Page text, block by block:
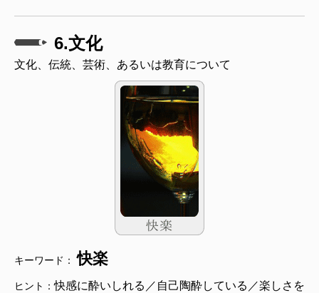
6.文化
文化、伝統、芸術、あるいは教育について
キーワード：快楽
ヒント：快感に酔いしれる／自己陶酔している／楽しさを